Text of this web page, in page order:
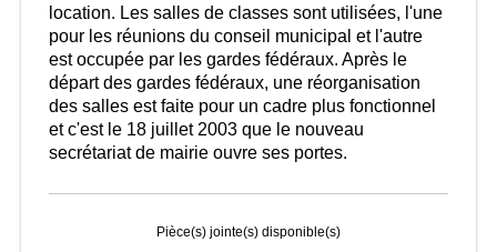
location. Les salles de classes sont utilisées, l'une
pour les réunions du conseil municipal et l'autre
est occupée par les gardes fédéraux. Après le
départ des gardes fédéraux, une réorganisation
des salles est faite pour un cadre plus fonctionnel
et c'est le 18 juillet 2003 que le nouveau
secrétariat de mairie ouvre ses portes.
Pièce(s) jointe(s) disponible(s)